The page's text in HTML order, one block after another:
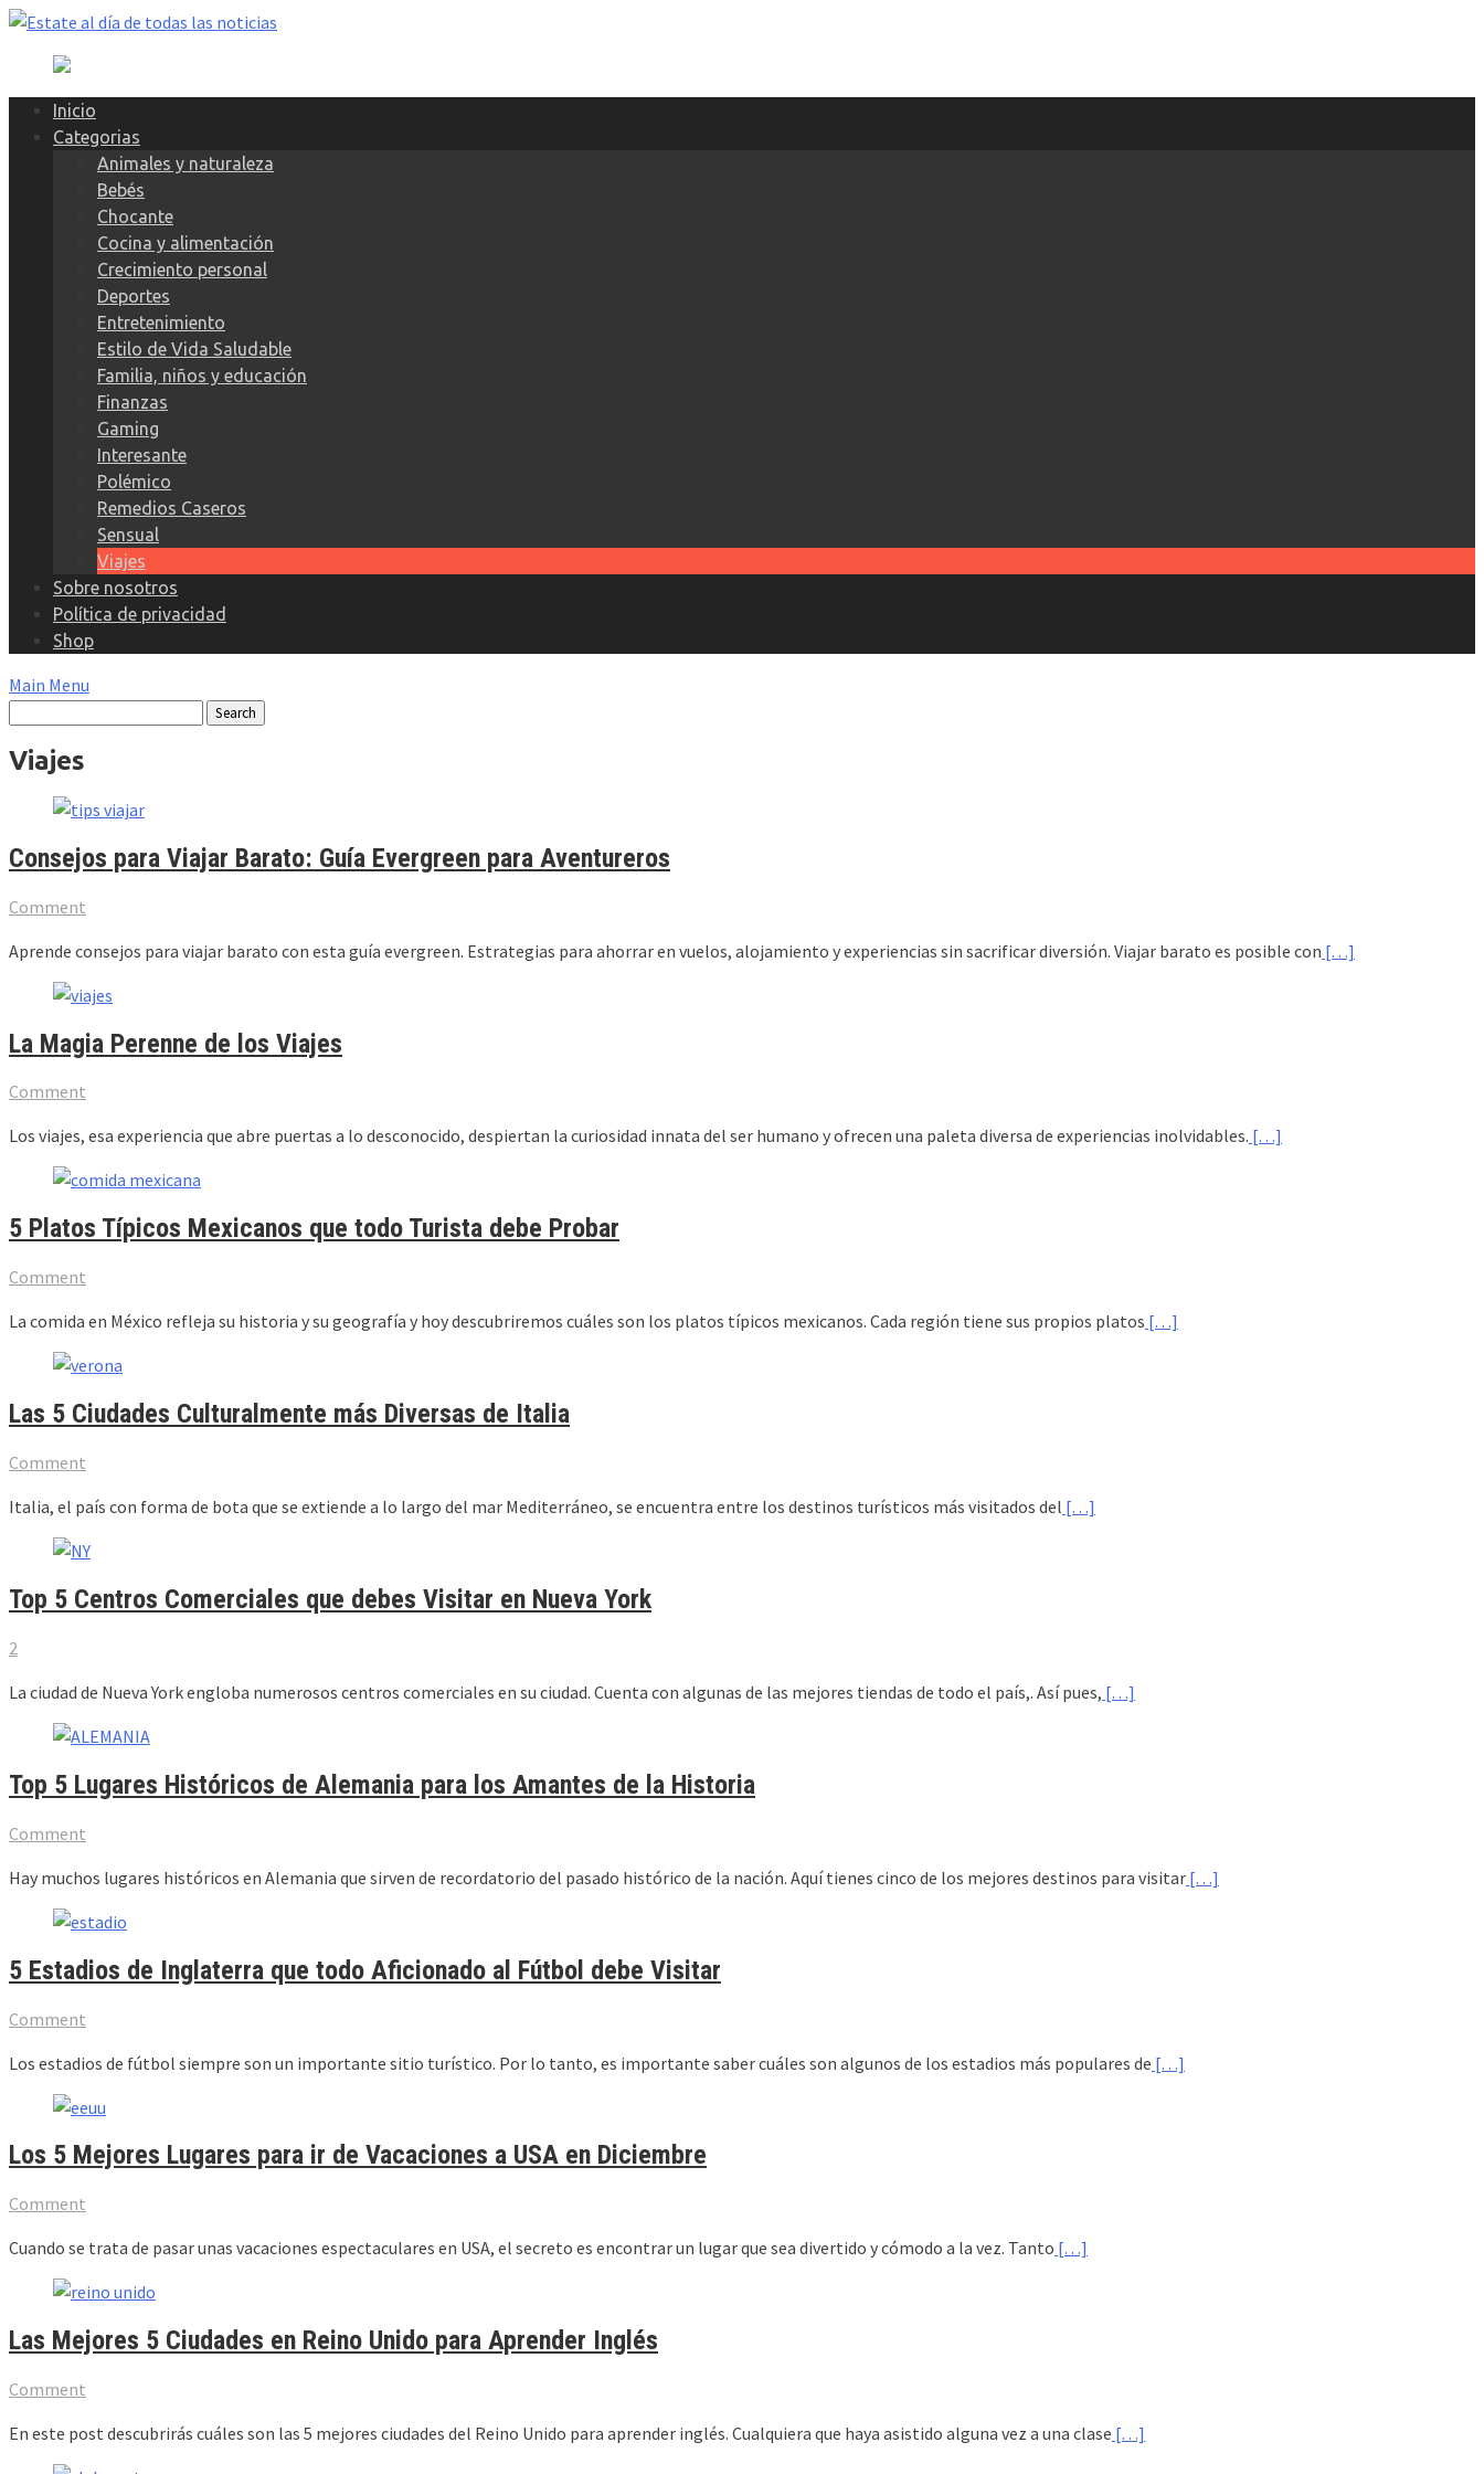
Skip
content
Inicio
Categorias
Animales y naturaleza
Bebés
Chocante
Cocina y alimentación
Crecimiento personal
Deportes
Entretenimiento
Estilo de Vida Saludable
Familia, niños y educación
Finanzas
Gaming
Interesante
Polémico
Remedios Caseros
Sensual
Viajes
Sobre nosotros
Política de privacidad
Shop
Main Menu
Viajes
Consejos para Viajar Barato: Guía Evergreen para Aventureros
Comment
Aprende consejos para viajar barato con esta guía evergreen. Estrategias para ahorrar en vuelos, alojamiento y experiencias sin sacrificar diversión. Viajar barato es posible con […]
La Magia Perenne de los Viajes
Comment
Los viajes, esa experiencia que abre puertas a lo desconocido, despiertan la curiosidad innata del ser humano y ofrecen una paleta diversa de experiencias inolvidables. […]
5 Platos Típicos Mexicanos que todo Turista debe Probar
Comment
La comida en México refleja su historia y su geografía y hoy descubriremos cuáles son los platos típicos mexicanos. Cada región tiene sus propios platos […]
Las 5 Ciudades Culturalmente más Diversas de Italia
Comment
Italia, el país con forma de bota que se extiende a lo largo del mar Mediterráneo, se encuentra entre los destinos turísticos más visitados del […]
Top 5 Centros Comerciales que debes Visitar en Nueva York
2
La ciudad de Nueva York engloba numerosos centros comerciales en su ciudad. Cuenta con algunas de las mejores tiendas de todo el país,. Así pues, […]
Top 5 Lugares Históricos de Alemania para los Amantes de la Historia
Comment
Hay muchos lugares históricos en Alemania que sirven de recordatorio del pasado histórico de la nación. Aquí tienes cinco de los mejores destinos para visitar […]
5 Estadios de Inglaterra que todo Aficionado al Fútbol debe Visitar
Comment
Los estadios de fútbol siempre son un importante sitio turístico. Por lo tanto, es importante saber cuáles son algunos de los estadios más populares de […]
Los 5 Mejores Lugares para ir de Vacaciones a USA en Diciembre
Comment
Cuando se trata de pasar unas vacaciones espectaculares en USA, el secreto es encontrar un lugar que sea divertido y cómodo a la vez. Tanto […]
Las Mejores 5 Ciudades en Reino Unido para Aprender Inglés
Comment
En este post descubrirás cuáles son las 5 mejores ciudades del Reino Unido para aprender inglés. Cualquiera que haya asistido alguna vez a una clase […]